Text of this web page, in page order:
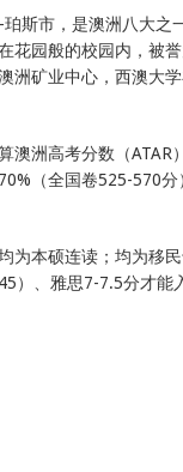
市，是澳洲八大之
花园般的校园内，被
洲矿业中心，西澳大
澳洲高考分数（ATAR
（全国卷525-570
为本硕连读；均为移
）、雅思7-7.5分才能